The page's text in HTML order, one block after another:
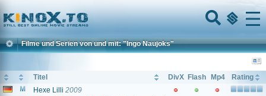
Home
Menu
Filme und Serien von und mit: "Ingo Naujoks"
Titel DivX Flash Mp4
Rating
Hexe Lilli 2009